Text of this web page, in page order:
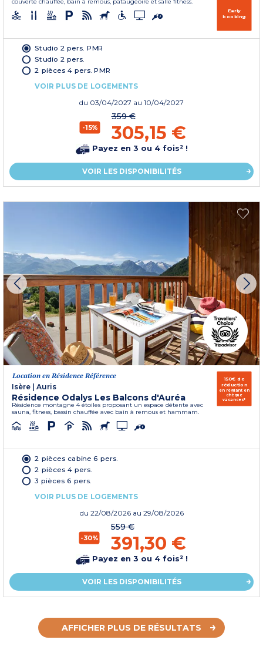
Early
booking
Studio 2 pers. PMR
Studio 2 pers.
2 pièces 4 pers. PMR
VOIR PLUS DE LOGEMENTS
du 03/04/2027 au 10/04/2027
-15%
359 €
305,15 €
Payez en 3 ou 4 fois² !
VOIR LES DISPONIBILITÉS
Location en Résidence Référence
Isère | Auris
Résidence Odalys Les Balcons d'Auréa
Résidence montagne 4 étoiles proposant un espace détente avec
sauna, fitness, bassin chauffée avec bain à remous et hammam.
150€ de
réduction
en réglant en
chèque
vacances*
2 pièces cabine 6 pers.
2 pièces 4 pers.
3 pièces 6 pers.
VOIR PLUS DE LOGEMENTS
du 22/08/2026 au 29/08/2026
-30%
559 €
391,30 €
Payez en 3 ou 4 fois² !
VOIR LES DISPONIBILITÉS
AFFICHER PLUS DE RÉSULTATS